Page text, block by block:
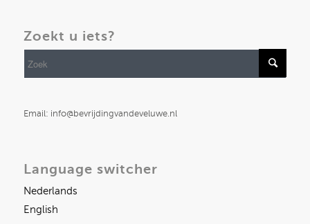
Zoekt u iets?
Email: info@bevrijdingvandeveluwe.nl
Language switcher
Nederlands
English